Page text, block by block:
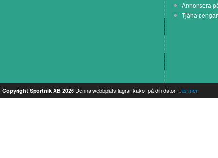
Annonsera
Tjäna pengar
Copyright Sportnik AB 2026 Denna webbplats lagrar kakor på din dator. Läs mer